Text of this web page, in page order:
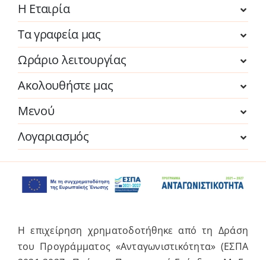
Η Εταιρία
Τα γραφεία μας
Ωράριο λειτουργίας
Ακολουθήστε μας
Μενού
Λογαριασμός
Η επιχείρηση χρηματοδοτήθηκε από τη Δράση
του Προγράμματος «Ανταγωνιστικότητα» (ΕΣΠΑ